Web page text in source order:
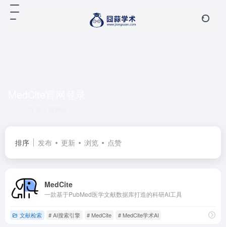
排序 发布 更新 浏览 点赞
MedCite
一款基于PubMed医学文献数据库打造的科研AI工具
文献检索 # AI搜索引擎 # MedCite # MedCite学术AI